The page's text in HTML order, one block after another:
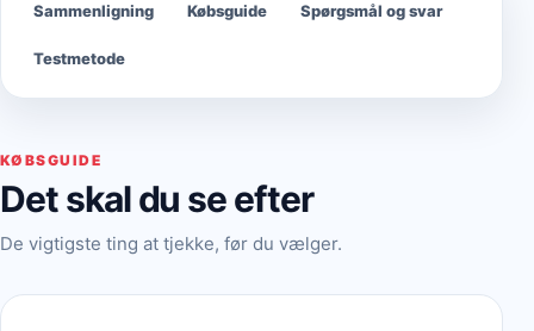
Sammenligning Købsguide Spørgsmål og svar
Testmetode
KØBSGUIDE
Det skal du se efter
De vigtigste ting at tjekke, før du vælger.